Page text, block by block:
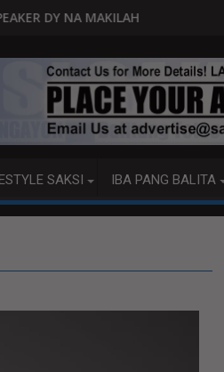
SA PAGBUO NG MGA BATAS
MALACAÑANG
SAKSI IBA PANG BALITA